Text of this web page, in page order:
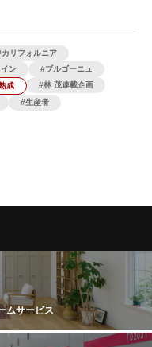
カリフォルニア
ン
ブルゴーニュ
成
林 茂連載企画
生産者
ムサービス